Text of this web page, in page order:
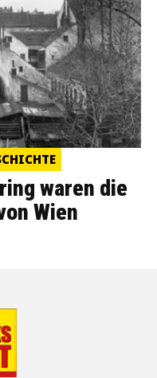
waren die
Wien